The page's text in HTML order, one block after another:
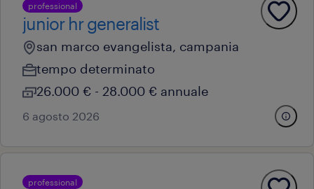
professional
junior hr generalist
san marco evangelista, campania
tempo determinato
26.000 € - 28.000 € annuale
6 agosto 2026
professional